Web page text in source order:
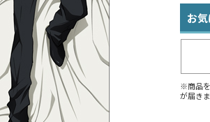
お
※商品
が届きま